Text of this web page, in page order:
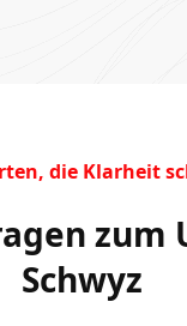
die Klarheit
zum
Schwyz